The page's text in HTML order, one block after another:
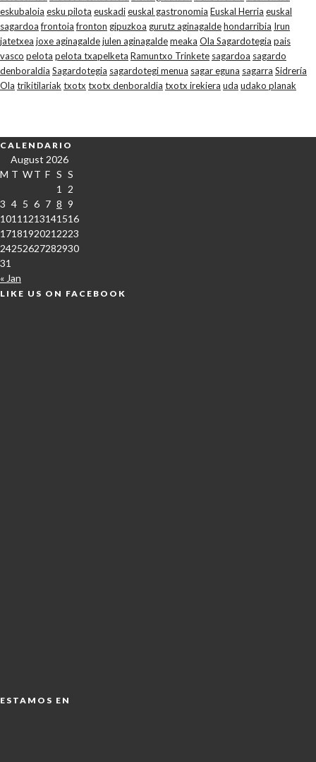
eskubaloia esku pilota euskadieuskal gastronomia Euskal Herria euskal
sagardoa frontoia fronton gipuzkoa gurutz aginagaldehondarribia Irun
jatetxea joxe aginagaldejulen aginagaldemeaka Ola Sagardotegia pais
vasco pelota pelota txapelketa Ramuntxo Trinkete sagardoa sagardo
denboraldia Sagardotegia sagardotegi menua sagar eguna sagarra Sidrería
Ola trikitilariaktxotx txotx denboraldia txotx irekiera uda udako planak
CALENDARIO
August 2026
M T WT F S S
« Jan
1 2
3 4 5 6 7 8 9
10111213141516
17181920212223
24252627282930
31
LIKE US ON FACEBOOK
ESTAMOS EN